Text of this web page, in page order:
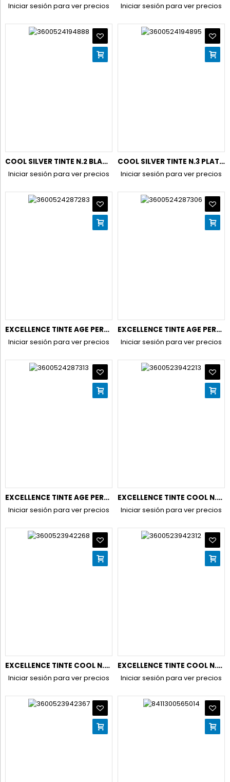
Iniciar sesión para ver precios Iniciar sesión para ver precios
COOL SILVER TINTE N.2 BLANCO PERLA
Iniciar sesión para ver precios
COOL SILVER TINTE N.3 PLATEADO
Iniciar sesión para ver precios
EXCELLENCE TINTE AGE PERFECT NUDES N10.13 RUBIO MUYCLARO NAT
Iniciar sesión para ver precios
EXCELLENCE TINTE AGE PERFECT NUDES N7.31 RUBIO DORADO NATURA
Iniciar sesión para ver precios
EXCELLENCE TINTE AGE PERFECT NUDES N8.13 RUBIO BEIGE NATURA
Iniciar sesión para ver precios
EXCELLENCE TINTE COOL N.5.11 CASTAÑO CLARO CENIZA INTEN
Iniciar sesión para ver precios
EXCELLENCE TINTE COOL N.6.11 RUBIO OSCURO CENIZA INTENS
Iniciar sesión para ver precios
EXCELLENCE TINTE COOL N.7.11 RUBIO CENIZA INTENSO
Iniciar sesión para ver precios